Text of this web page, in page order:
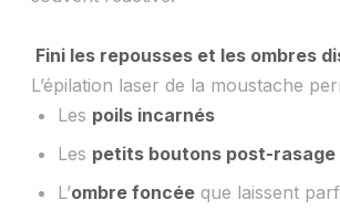
Fini les repousses et les ombres
L’épilation laser de la moustache
Les poils incarnés
Les petits boutons post-rasage
L’ombre foncée que laissent